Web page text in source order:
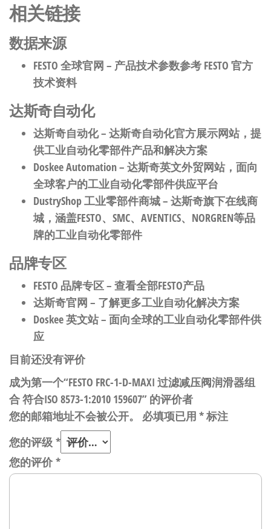
相关链接
数据来源
FESTO 全球官网 – 产品技术参数参考 FESTO 官方
技术资料
达斯奇自动化
达斯奇自动化– 达斯奇自动化官方展示网站，提
供工业自动化零部件产品和解决方案
Doskee Automation– 达斯奇英文外贸网站，面向
全球客户的工业自动化零部件供应平台
DustryShop 工业零部件商城– 达斯奇旗下在线商
城，涵盖FESTO、SMC、AVENTICS、NORGREN等品
牌的工业自动化零部件
品牌专区
FESTO 品牌专区– 查看全部FESTO产品
达斯奇官网 – 了解更多工业自动化解决方案
Doskee 英文站– 面向全球的工业自动化零部件供
应
目前还没有评价
成为第一个“FESTO FRC-1-D-MAXI 过滤减压阀润滑器组
合 符合ISO 8573-1:2010 159607” 的评价者
您的邮箱地址不会被公开。
必填项已用 *标注
您的评级 *
您的评价*